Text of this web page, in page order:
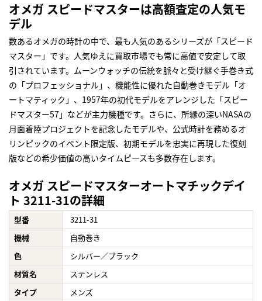
オメガ スピードマスターは高額査定の人気モ
デル
数あるオメガの時計の中で、最も人気のあるシリーズが「スピード
マスター」です。人気ゆえに買取市場でも常に高値で安定して取
引されています。ムーンウォッチの伝統を脈々と受け継ぐ手巻き式
の「プロフェッショナル」、機能性に優れた自動巻きモデル「オ
ートマティック」、1957年の初代モデルをアレンジした「スピー
ドマスター57」などが主力機種です。さらに、所縁の深いNASAの
月面着陸プロジェクトを記念したモデルや、公式時計を務めるオ
リンピックのイベント限定版、初期モデルを忠実に再現した復刻
版などの希少価値の高いタイムピースも多数存在します。
オメガ スピードマスターオートマチックデイ
ト 3211-31の詳細
型番
3211-31
機械
自動巻き
色
シルバー／ブラック
材質名
ステンレス
タイプ
メンズ